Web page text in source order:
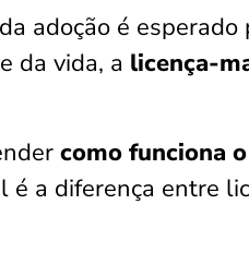
adoção é
da vida, a licença-
como funciona
é a diferença entre